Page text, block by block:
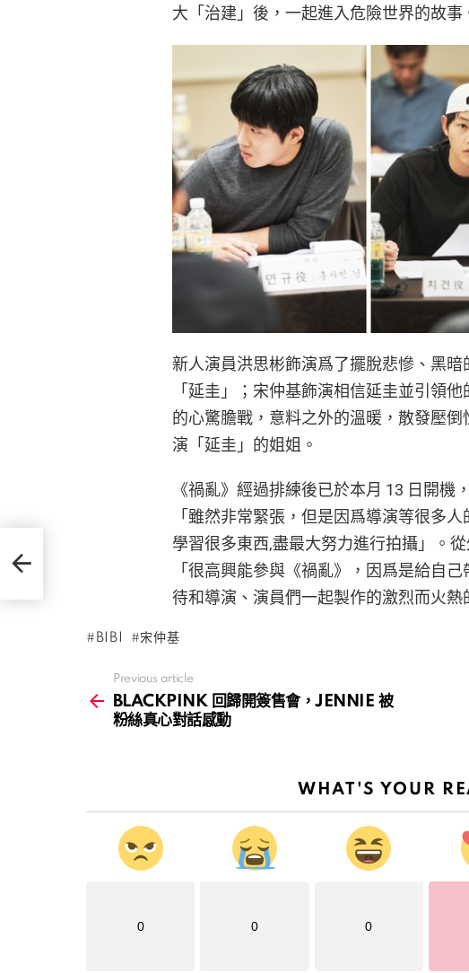
大「治建」後，一起進入危險世界的故事
新人演員洪思彬飾演爲了擺脫悲慘、黑
「延圭」；宋仲基飾演相信延圭並引領
的心驚膽戰，意料之外的溫暖，散發壓
演「延圭」的姐姐。
《禍亂》經過排練後已於本月 13 日開機
「雖然非常緊張，但是因爲導演等很多
學習很多東西,盡最大努力進行拍攝」。
「很高興能參與《禍亂》，因爲是給自
待和導演、演員們一起製作的激烈而火熱
BIBI 宋仲基
more
Previous article
BLACKPINK 回歸開簽售會，JENNIE 被
粉絲真心對話感動
WHAT'S YOUR
0 0 0